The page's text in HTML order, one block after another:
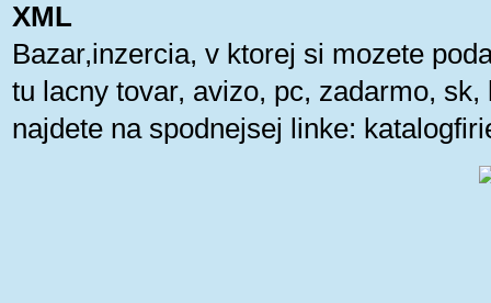
XML
Bazar,inzercia, v ktorej si mozete
tu lacny tovar, avizo, pc, zadarmo,
najdete na spodnejsej linke: